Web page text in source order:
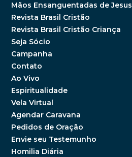
Mãos Ensanguentadas de Jesus
Revista Brasil Cristão
Revista Brasil Cristão Criança
Seja Sócio
Campanha
Contato
Ao Vivo
Espiritualidade
Vela Virtual
Agendar Caravana
Pedidos de Oração
Envie seu Testemunho
Homilia Diária